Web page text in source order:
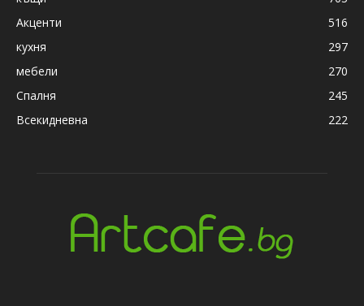
Акценти
516
кухня
297
мебели
270
Спалня
245
Всекидневна
222